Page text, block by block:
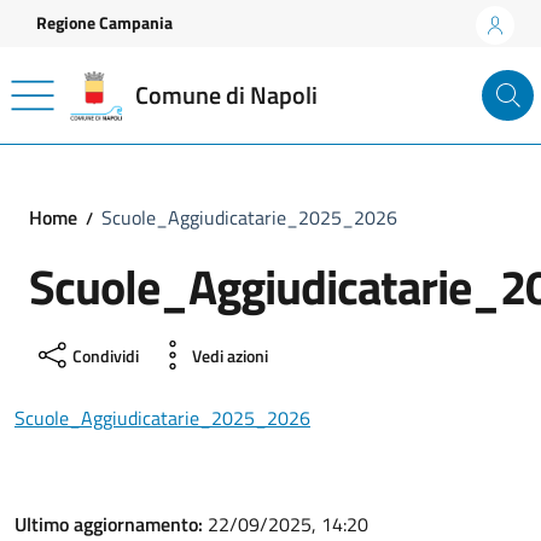
Vai ai contenuti
Vai al footer
Regione Campania
Comune di Napoli
Home Scuole_Aggiudicatarie_2025_2026
Condividi Vedi azioni
Scuole_Aggiudicatarie_2025_2026
Ultimo aggiornamento: 22/09/2025, 14:20